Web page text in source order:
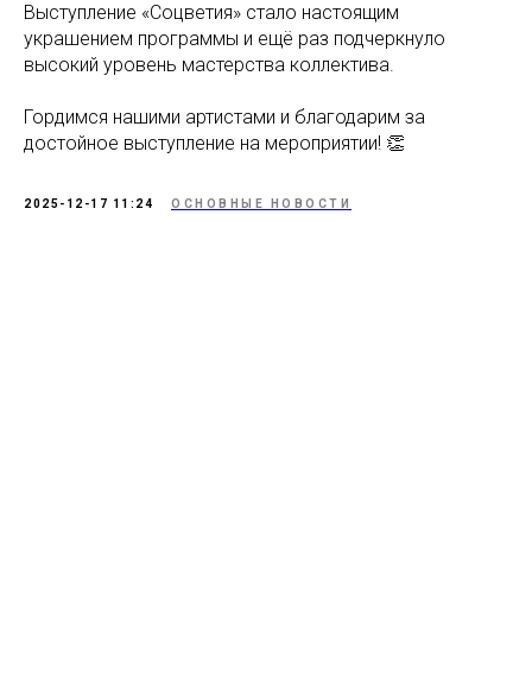
Выступление «Соцветия» стало настоящим
украшением программы и ещё раз подчеркнуло
высокий уровень мастерства коллектива.
Гордимся нашими артистами и благодарим за
достойное выступление на мероприятии! 👏
2025-12-17 11:24 ОСНОВНЫЕ НОВОСТИ